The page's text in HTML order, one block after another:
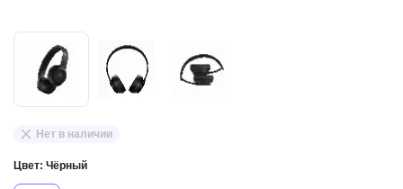
Нет в наличии
Цвет: Чёрный